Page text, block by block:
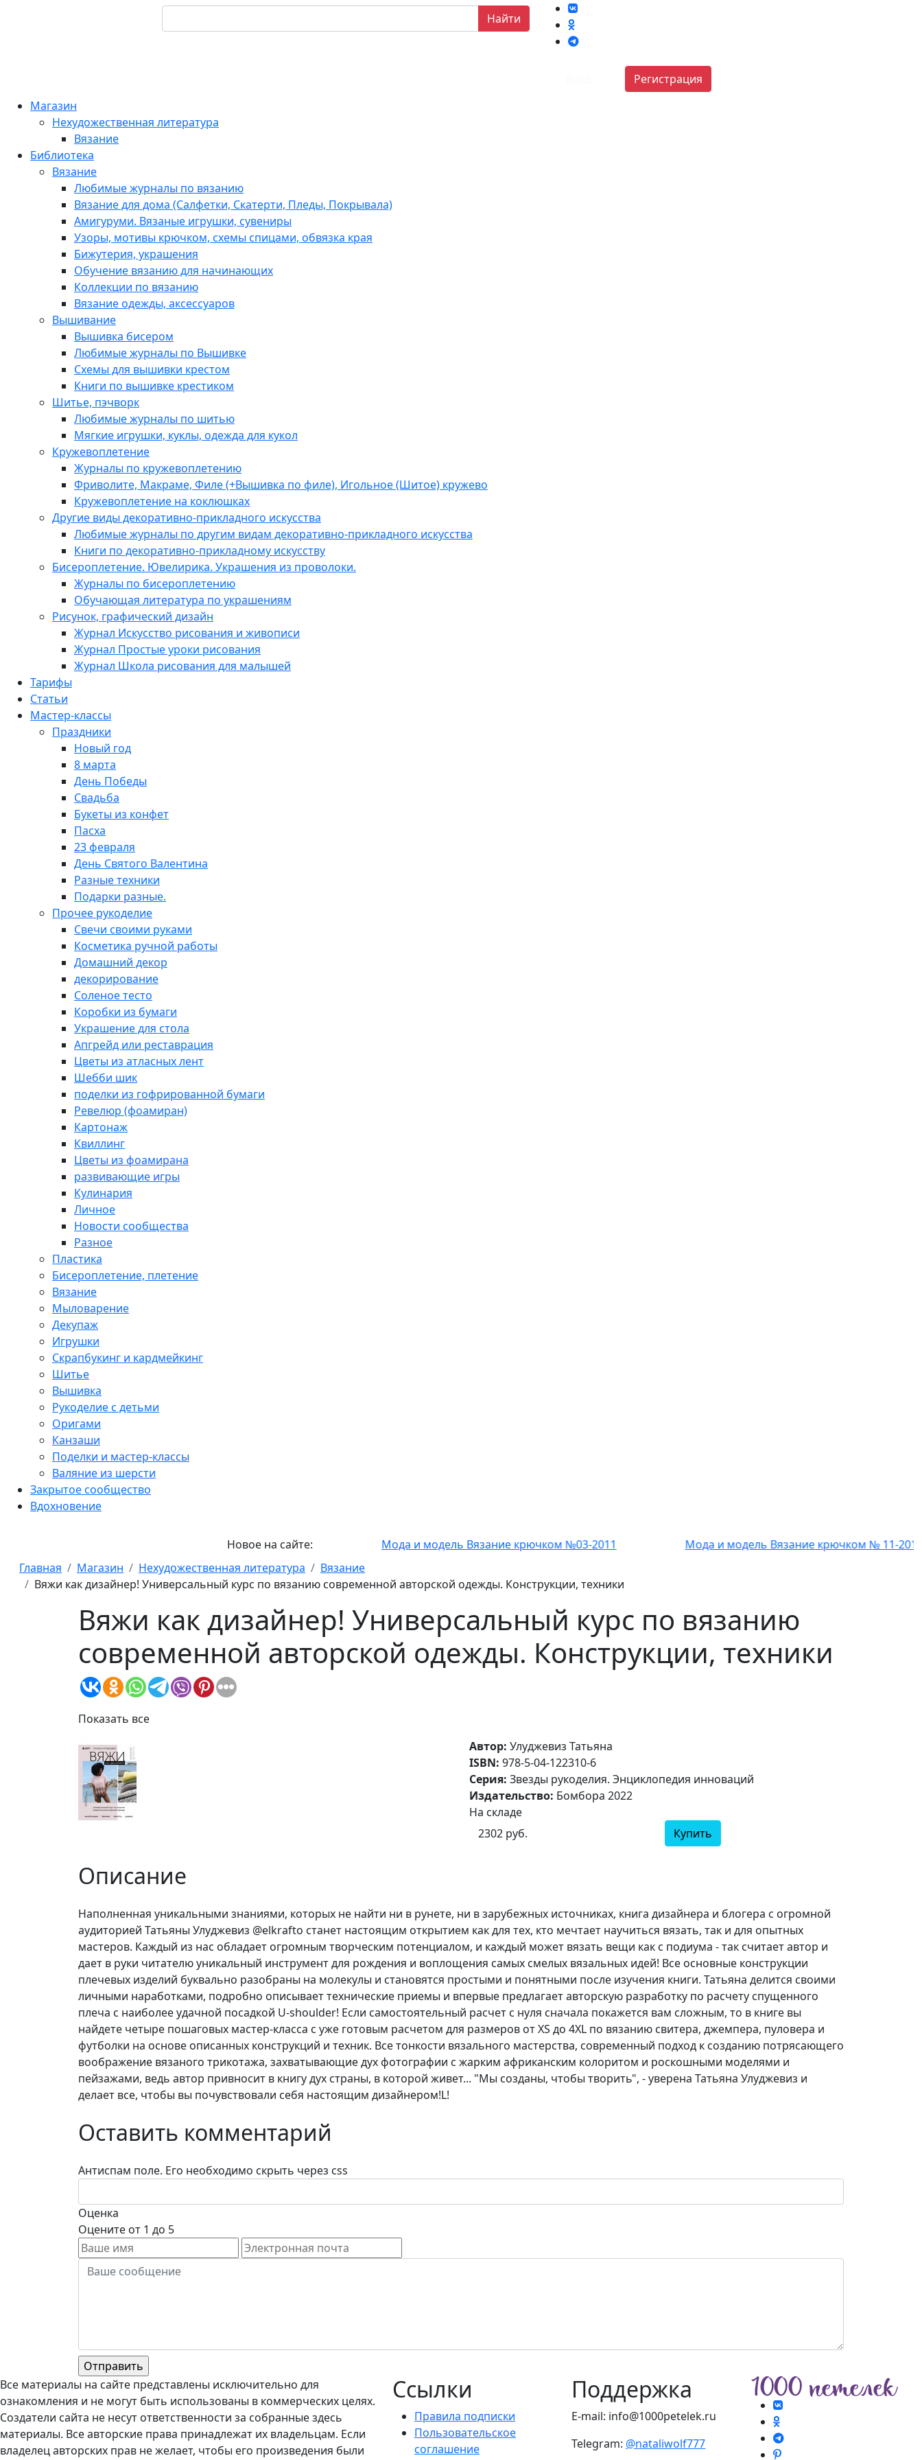
Найти
Регистрация
Магазин
Нехудожественная литература
Вязание
Библиотека
Вязание
Любимые журналы по вязанию
Вязание для дома (Салфетки, Скатерти, Пледы, Покрывала)
Амигуруми. Вязаные игрушки, сувениры
Узоры, мотивы крючком, схемы спицами, обвязка края
Бижутерия, украшения
Обучение вязанию для начинающих
Коллекции по вязанию
Вязание одежды, аксессуаров
Вышивание
Вышивка бисером
Любимые журналы по Вышивке
Схемы для вышивки крестом
Книги по вышивке крестиком
Шитье, пэчворк
Любимые журналы по шитью
Мягкие игрушки, куклы, одежда для кукол
Кружевоплетение
Журналы по кружевоплетению
Фриволите, Макраме, Филе (+Вышивка по филе), Игольное (Шитое) кружево
Кружевоплетение на коклюшках
Другие виды декоративно-прикладного искусства
Любимые журналы по другим видам декоративно-прикладного искусства
Книги по декоративно-прикладному искусству
Бисероплетение. Ювелирика. Украшения из проволоки.
Журналы по бисероплетению
Обучающая литература по украшениям
Рисунок, графический дизайн
Журнал Искусство рисования и живописи
Журнал Простые уроки рисования
Журнал Школа рисования для малышей
Тарифы
Статьи
Мастер-классы
Праздники
Новый год
8 марта
День Победы
Свадьба
Букеты из конфет
Пасха
23 февраля
День Святого Валентина
Разные техники
Подарки разные.
Прочее рукоделие
Свечи своими руками
Косметика ручной работы
Домашний декор
декорирование
Соленое тесто
Коробки из бумаги
Украшение для стола
Апгрейд или реставрация
Цветы из атласных лент
Шебби шик
поделки из гофрированной бумаги
Ревелюр (фоамиран)
Картонаж
Квиллинг
Цветы из фоамирана
развивающие игры
Кулинария
Личное
Новости сообщества
Разное
Пластика
Бисероплетение, плетение
Вязание
Мыловарение
Декупаж
Игрушки
Скрапбукинг и кардмейкинг
Шитье
Вышивка
Рукоделие с детьми
Оригами
Канзаши
Поделки и мастер-классы
Валяние из шерсти
Закрытое сообщество
Вдохновение
Новое на сайте: Мода и модель Вязание крючком №03-2011
Мода и модель Вязание крючком № 11-2011
Главная
Магазин Нехудожественная литература
Вязание
Вяжи как дизайнер! Универсальный курс по вязанию современной авторской одежды. Конструкции, техники
Вяжи как дизайнер! Универсальный курс по вязанию
современной авторской одежды. Конструкции, техники
Показать все
Автор: Улуджевиз Татьяна
ISBN: 978-5-04-122310-6
Серия: Звезды рукоделия. Энциклопедия инноваций
Издательство: Бомбора 2022
На складе
2302 руб.
Купить
Описание
Наполненная уникальными знаниями, которых не найти ни в рунете, ни в зарубежных источниках, книга дизайнера и блогера с огромной
аудиторией Татьяны Улуджевиз @elkrafto станет настоящим открытием как для тех, кто мечтает научиться вязать, так и для опытных
мастеров. Каждый из нас обладает огромным творческим потенциалом, и каждый может вязать вещи как с подиума - так считает автор и
дает в руки читателю уникальный инструмент для рождения и воплощения самых смелых вязальных идей! Все основные конструкции
плечевых изделий буквально разобраны на молекулы и становятся простыми и понятными после изучения книги. Татьяна делится своими
личными наработками, подробно описывает технические приемы и впервые предлагает авторскую разработку по расчету спущенного
плеча с наиболее удачной посадкой U-shoulder! Если самостоятельный расчет с нуля сначала покажется вам сложным, то в книге вы
найдете четыре пошаговых мастер-класса с уже готовым расчетом для размеров от XS до 4XL по вязанию свитера, джемпера, пуловера и
футболки на основе описанных конструкций и техник. Все тонкости вязального мастерства, современный подход к созданию потрясающего
воображение вязаного трикотажа, захватывающие дух фотографии с жарким африканским колоритом и роскошными моделями и
пейзажами, ведь автор привносит в книгу дух страны, в которой живет... "Мы созданы, чтобы творить", - уверена Татьяна Улуджевиз и
делает все, чтобы вы почувствовали себя настоящим дизайнером!L!
Оставить комментарий
Антиспам поле. Его необходимо скрыть через css
Оценка
Оцените от 1 до 5
Все материалы на сайте представлены исключительно для
ознакомления и не могут быть использованы в коммерческих целях.
Создатели сайта не несут ответственности за собранные здесь
материалы. Все авторские права принадлежат их владельцам. Если
владелец авторских прав не желает, чтобы его произведения были
Ссылки
Правила подписки
Пользовательское
соглашение
Поддержка
E-mail: info@1000petelek.ru
Telegram: @nataliwolf777